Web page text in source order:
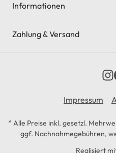
Informationen
Zahlung & Versand
Impressum
* Alle Preise inkl. gesetzl.
ggf. Nachnahmegebühren,
Realisiert